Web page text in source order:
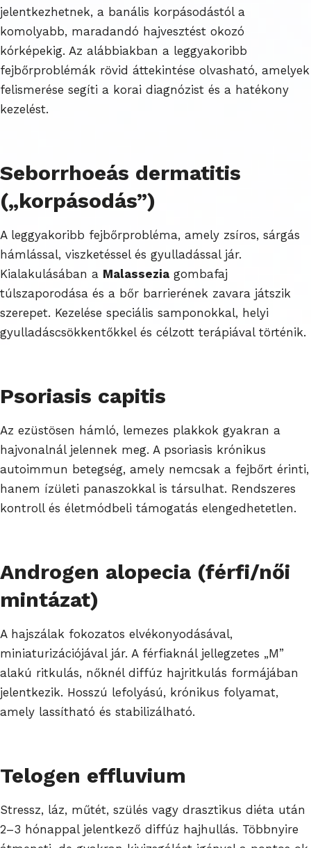
jelentkezhetnek, a banális korpásodástól a
komolyabb, maradandó hajvesztést okozó
kórképekig. Az alábbiakban a leggyakoribb
fejbőrproblémák rövid áttekintése olvasható, amelyek
felismerése segíti a korai diagnózist és a hatékony
kezelést.
Seborrhoeás dermatitis
(„korpásodás”)
A leggyakoribb fejbőrprobléma, amely zsíros, sárgás
hámlással, viszketéssel és gyulladással jár.
Kialakulásában a Malassezia gombafaj
túlszaporodása és a bőr barrierének zavara játszik
szerepet. Kezelése speciális samponokkal, helyi
gyulladáscsökkentőkkel és célzott terápiával történik.
Psoriasis capitis
Az ezüstösen hámló, lemezes plakkok gyakran a
hajvonalnál jelennek meg. A psoriasis krónikus
autoimmun betegség, amely nemcsak a fejbőrt érinti,
hanem ízületi panaszokkal is társulhat. Rendszeres
kontroll és életmódbeli támogatás elengedhetetlen.
Androgen alopecia (férfi/női
mintázat)
A hajszálak fokozatos elvékonyodásával,
miniaturizációjával jár. A férfiaknál jellegzetes „M”
alakú ritkulás, nőknél diffúz hajritkulás formájában
jelentkezik. Hosszú lefolyású, krónikus folyamat,
amely lassítható és stabilizálható.
Telogen effluvium
Stressz, láz, műtét, szülés vagy drasztikus diéta után
2–3 hónappal jelentkező diffúz hajhullás. Többnyire